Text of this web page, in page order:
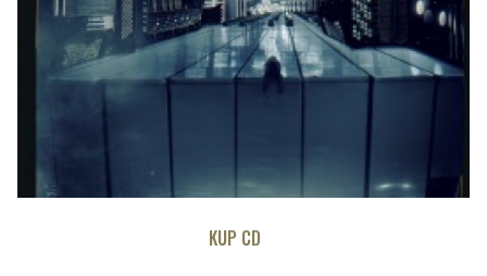
KUP CD